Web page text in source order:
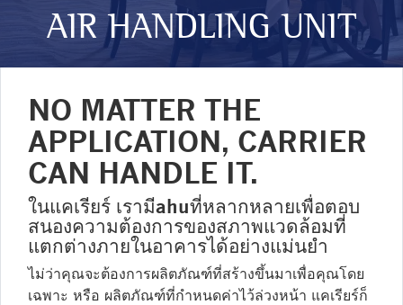
AIR HANDLING UNIT
NO MATTER THE
APPLICATION, CARRIER
CAN HANDLE IT.
ในแคเรียร์ เรามีahuที่หลากหลายเพื่อตอบ
สนองความต้องการของสภาพแวดล้อมที่
แตกต่างภายในอาคารได้อย่างแม่นยำ
ไม่ว่าคุณจะต้องการผลิตภัณฑ์ที่สร้างขึ้นมาเพื่อคุณโดย
เฉพาะ หรือ ผลิตภัณฑ์ที่กำหนดค่าไว้ล่วงหน้า แคเรียร์ก็